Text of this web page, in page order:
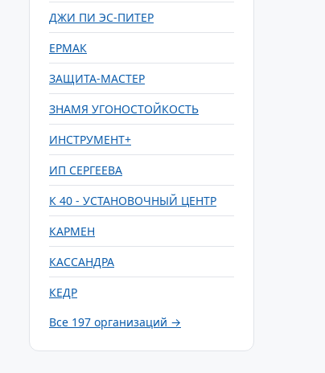
ДЖИ ПИ ЭС-ПИТЕР
ЕРМАК
ЗАЩИТА-МАСТЕР
ЗНАМЯ УГОНОСТОЙКОСТЬ
ИНСТРУМЕНТ+
ИП СЕРГЕЕВА
К 40 - УСТАНОВОЧНЫЙ ЦЕНТР
КАРМЕН
КАССАНДРА
КЕДР
Все 197 организаций →